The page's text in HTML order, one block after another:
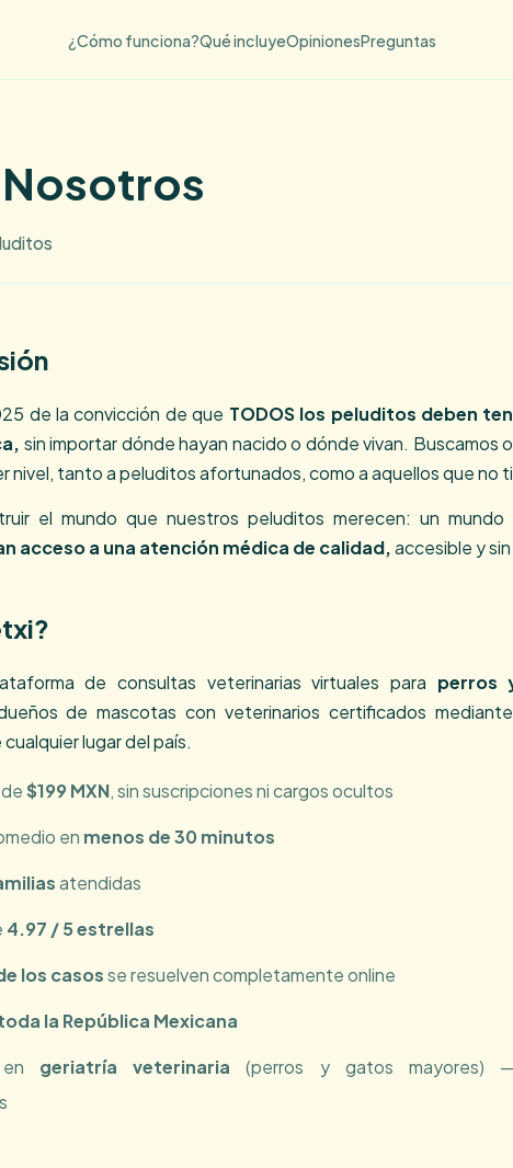
¿Cómo funciona?Qué incluyeOpinionesPreguntas
de la convicción de que TODOS los peluditos deben
sin importar dónde hayan nacido o dónde vivan. Buscamos
nivel, tanto a peluditos afortunados, como a aquellos que no
el mundo que nuestros peluditos merecen: un
acceso a una atención médica de calidad,accesible y
de consultas veterinarias virtuales para perros
de mascotas con veterinarios certificados
lugar del país.
$199 MXN, sin suscripciones ni cargos ocultos
en menos de 30 minutos
atendidas
4.97 / 5 estrellas
los casosse resuelven completamente online
la República Mexicana
en geriatría veterinaria (perros y gatos mayores) —